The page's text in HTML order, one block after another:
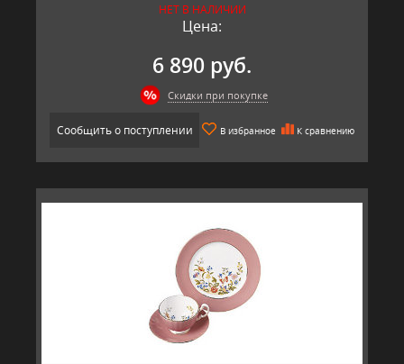
НЕТ В НАЛИЧИИ
Цена:
6 890 руб.
Скидки при покупке
Сообщить о поступлении В избранное К сравнению